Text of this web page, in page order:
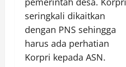
seringkali dikaitkan
dengan PNS sehingga
harus ada perhatian
Korpri kepada ASN.